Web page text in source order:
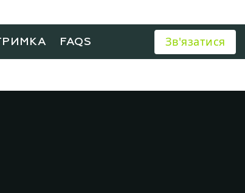
FAQS Зв'язатися